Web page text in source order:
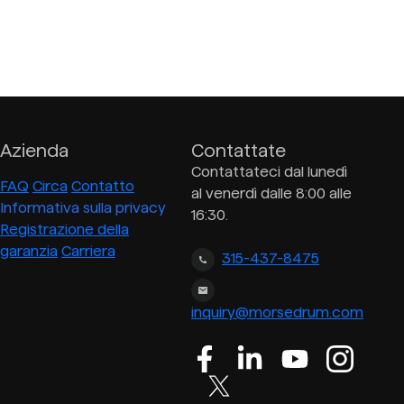
Azienda
FAQ Circa Contatto
Informativa sulla privacy
Registrazione della
garanzia Carriera
Contattate
Contattateci dal lunedì
al venerdì dalle 8:00 alle
16:30.
315-437-8475
inquiry@morsedrum.com